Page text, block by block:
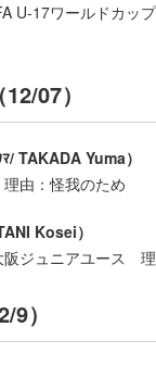
U-17ワールドカッ
07）
TAKADA Yuma）
由：怪我のため
Kosei）
ジュニアユース 理
）